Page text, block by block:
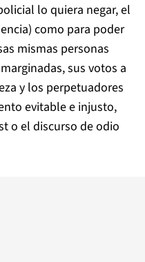
lo quiera negar, el
como para poder
mismas personas
sus votos a
y los perpetuadores
evitable e injusto,
o el discurso de odio